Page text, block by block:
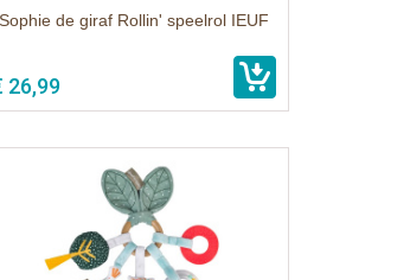
Sophie de giraf Rollin' speelrol IEUF
26,99